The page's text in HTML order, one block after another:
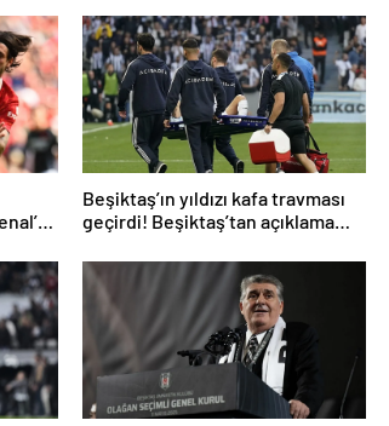
Beşiktaş’ın yıldızı kafa travması
geçirdi! Beşiktaş’tan açıklama